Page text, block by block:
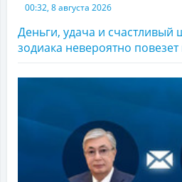
00:32, 8 августа 2026
Деньги, удача и счастливый
зодиака невероятно повезет